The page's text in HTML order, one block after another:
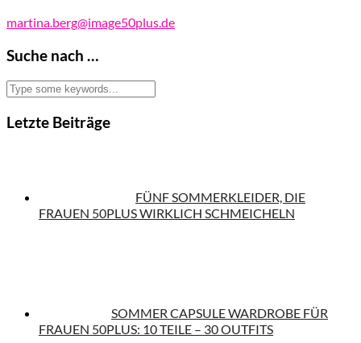
martina.berg@image50plus.de
Suche nach …
Letzte Beiträge
FÜNF SOMMERKLEIDER, DIE
FRAUEN 50PLUS WIRKLICH SCHMEICHELN
SOMMER CAPSULE WARDROBE FÜR
FRAUEN 50PLUS: 10 TEILE – 30 OUTFITS